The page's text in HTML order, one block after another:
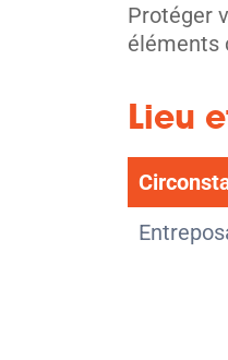
Protéger
éléments
Lieu